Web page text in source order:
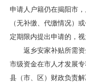
申请人户籍仍在揭阳市
（无补缴、代缴情况）
定期限内提出申请的，视
返乡安家补贴所需资
市级资金在市人才发展
县（市、区）财政负责